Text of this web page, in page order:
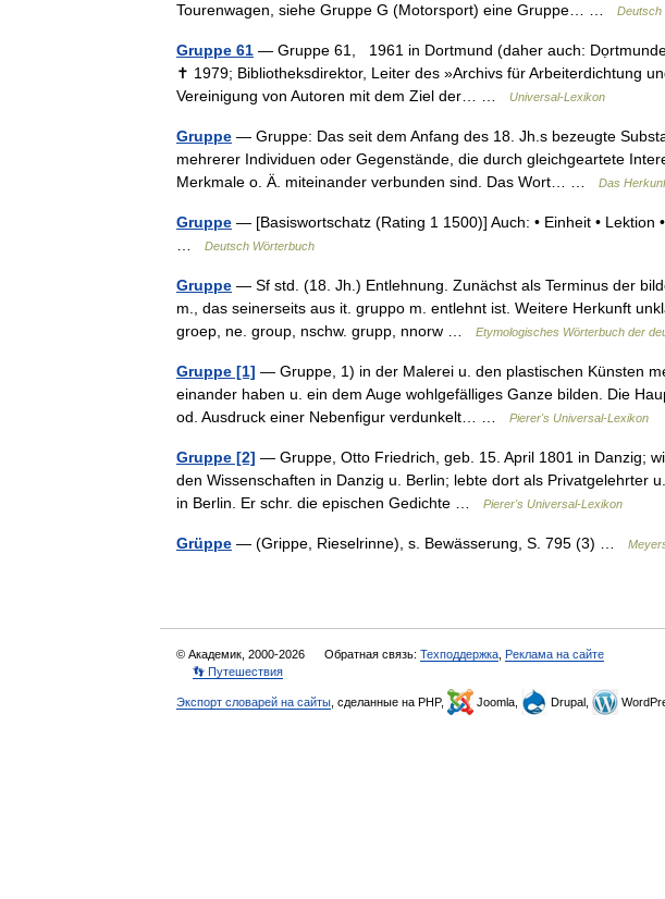
Tourenwagen, siehe Gruppe G (Motorsport) eine Gruppe… …
Deutsch
Gruppe 61 — Gruppe 61, 1961 in Dortmund (daher auch:
✝ 1979; Bibliotheksdirektor, Leiter des »Archivs für Arbeiterdichtung
Vereinigung von Autoren mit dem Ziel der… …
Universal-Lexikon
Gruppe — Gruppe: Das seit dem Anfang des 18. Jh.s bezeugte
mehrerer Individuen oder Gegenstände, die durch gleichgeartete
Merkmale o. Ä. miteinander verbunden sind. Das Wort… …
Das
Gruppe — [Basiswortschatz (Rating 1 1500)] Auch: • Einheit • Lektion
Deutsch Wörterbuch
Gruppe — Sf std. (18. Jh.) Entlehnung. Zunächst als Terminus der
m., das seinerseits aus it. gruppo m. entlehnt ist. Weitere Herkunft
groep, ne. group, nschw. grupp, nnorw …
Etymologisches Wörterbuch der
Gruppe [1] — Gruppe, 1) in der Malerei u. den plastischen Künsten
einander haben u. ein dem Auge wohlgefälliges Ganze bilden. Die
od. Ausdruck einer Nebenfigur verdunkelt… …
Pierer's Universal-Lexikon
Gruppe [2] — Gruppe, Otto Friedrich, geb. 15. April 1801 in Danzig;
den Wissenschaften in Danzig u. Berlin; lebte dort als Privatgelehrter
in Berlin. Er schr. die epischen Gedichte …
Pierer's Universal-Lexikon
Grüppe — (Grippe, Rieselrinne), s. Bewässerung, S. 795 (3) …
© Академик, 2000-2026 Обратная связь: Техподдержка Реклама на сайте
👣 Путешествия
Экспорт словарей на сайты , сделанные на PHP, Joomla, Drupal,